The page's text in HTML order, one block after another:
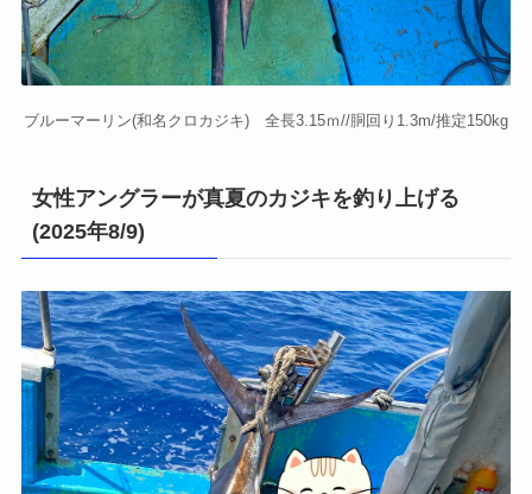
ブルーマーリン(和名クロカジキ) 全長3.15ｍ//胴回り1.3m/推定150kg
女性アングラーが真夏のカジキを釣り上げる
(2025年8/9)